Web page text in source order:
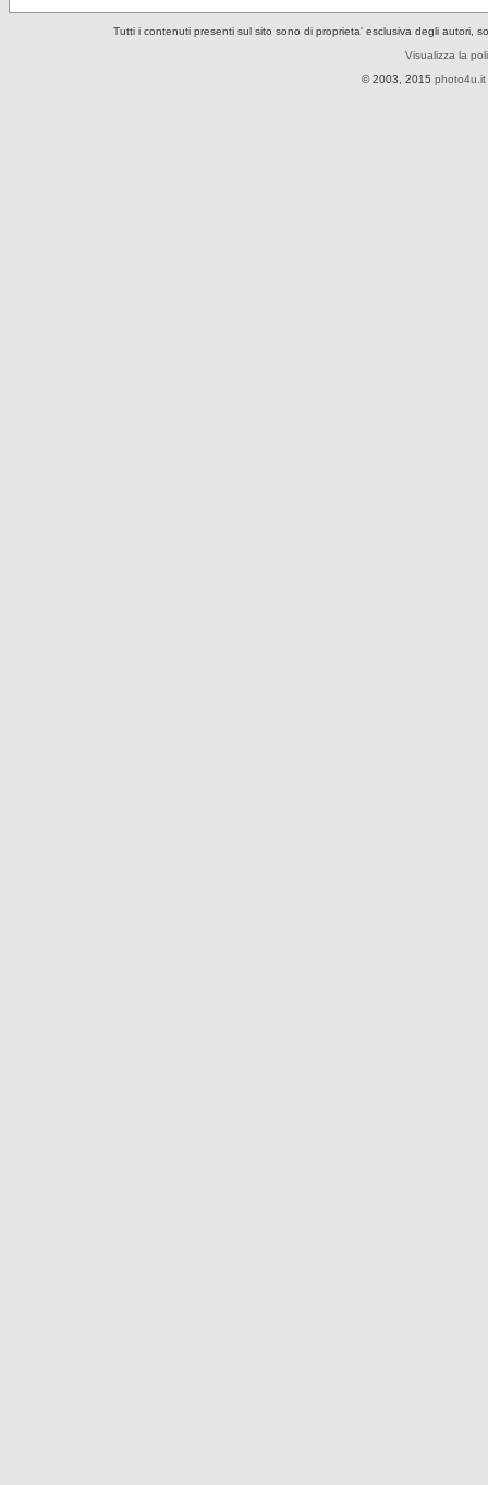
Tutti i contenuti presenti sul sito sono di proprieta' esclusiva degli autori,
Visualizza la
© 2003, 2015 photo4u.it